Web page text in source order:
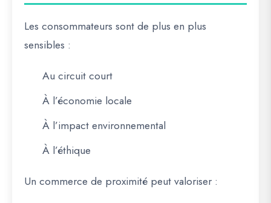
Les consommateurs sont de plus en plus
sensibles :
Au circuit court
À l’économie locale
À l’impact environnemental
À l’éthique
Un commerce de proximité peut valoriser :